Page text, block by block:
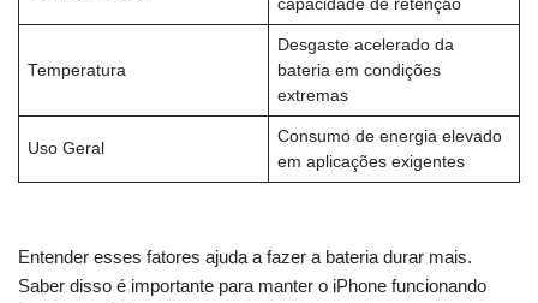
capacidade de retenção
Temperatura
Desgaste acelerado da
bateria em condições
extremas
Uso Geral
Consumo de energia elevado
em aplicações exigentes
Entender esses fatores ajuda a fazer a bateria durar mais.
Saber disso é importante para manter o iPhone funcionando